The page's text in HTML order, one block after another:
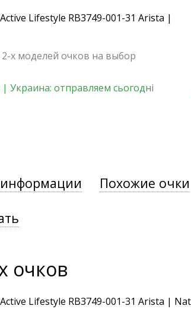
х моделей очков на выбор
отправляем сьогодні
Похожие очки
очков